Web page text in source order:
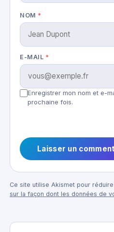
NOM *
E-MAIL *
Enregistrer mon nom et e-
prochaine fois.
Ce site utilise Akismet pour
sur la façon dont les données de